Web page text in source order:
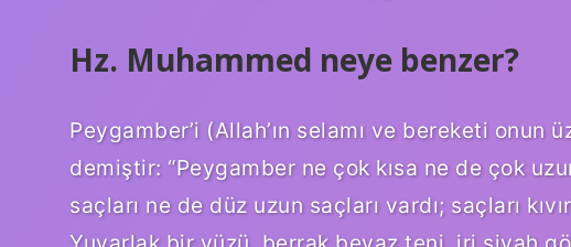
Hz. Muhammed neye benzer?
Peygamber’i (Allah’ın selamı ve bereketi
demiştir: “Peygamber ne çok kısa ne de çok
saçları ne de düz uzun saçları vardı; saçları